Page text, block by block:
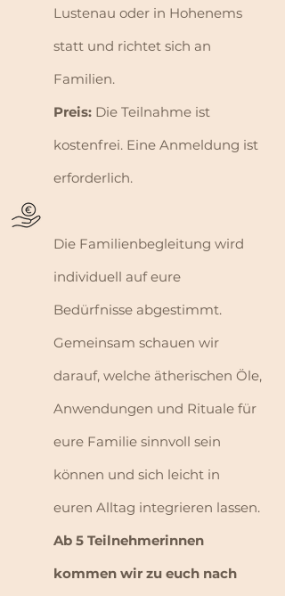
Lustenau oder in Hohenems
statt und richtet sich an
Familien.
Preis: Die Teilnahme ist
kostenfrei. Eine Anmeldung ist
erforderlich.
​Die Familienbegleitung wird
individuell auf eure
Bedürfnisse abgestimmt.
Gemeinsam schauen wir
darauf, welche ätherischen Öle,
Anwendungen und Rituale für
eure Familie sinnvoll sein
können und sich leicht in
euren Alltag integrieren lassen.
​Ab 5 Teilnehmerinnen
kommen wir zu euch nach